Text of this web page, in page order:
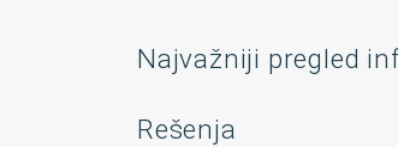
Najvažniji pregled
Rešenja